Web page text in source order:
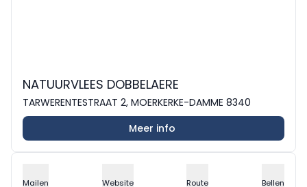
NATUURVLEES DOBBELAERE
TARWERENTESTRAAT 2, MOERKERKE-DAMME 8340
Meer info
Mailen Website Route Bellen